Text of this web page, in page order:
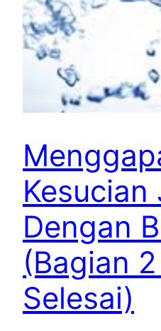
Kesucian
Dengan
(Bagian
Selesai)